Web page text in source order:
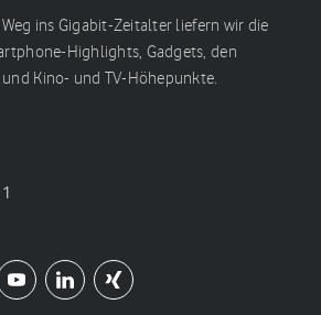
ins Gigabit-Zeitalter liefern wir die
Highlights, Gadgets, den
Kino- und TV-Höhepunkte.